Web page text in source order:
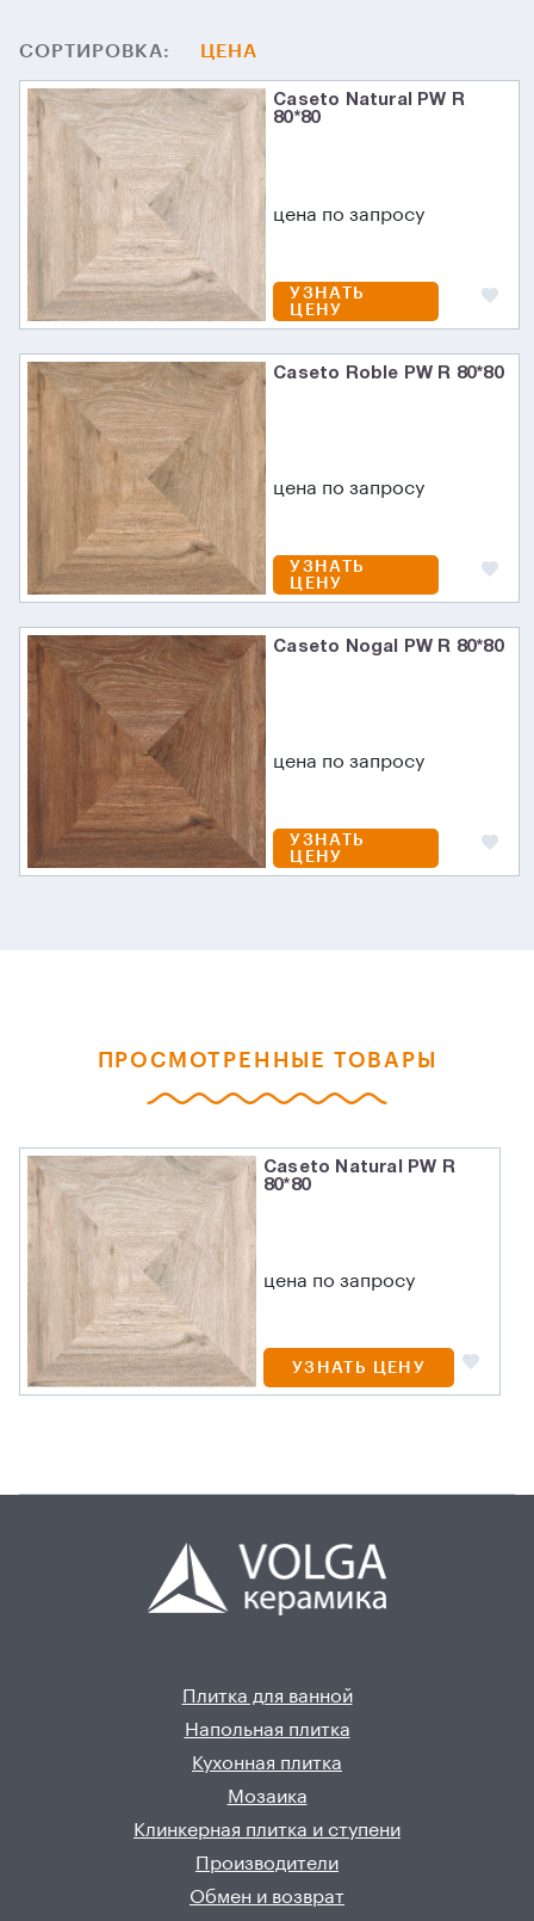
СОРТИРОВКА: ЦЕНА
Caseto Natural PW R
80*80
цена по запросу
УЗНАТЬ
ЦЕНУ
Caseto Roble PW R 80*80
цена по запросу
УЗНАТЬ
ЦЕНУ
Caseto Nogal PW R 80*80
цена по запросу
УЗНАТЬ
ЦЕНУ
ПРОСМОТРЕННЫЕ ТОВАРЫ
Caseto Natural PW R
80*80
цена по запросу
УЗНАТЬ ЦЕНУ
Плитка для ванной
Напольная плитка
Кухонная плитка
Мозаика
Клинкерная плитка и ступени
Производители
Обмен и возврат